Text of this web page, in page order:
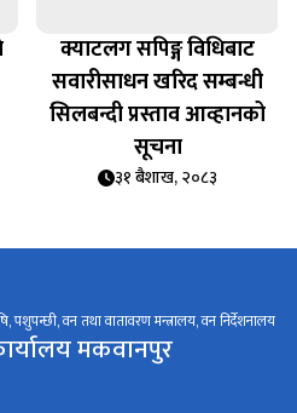
क्याटलग सपिङ्ग विधिबाट
सवारीसाधन खरिद सम्बन्धी
सिलबन्दी प्रस्ताव आव्हानको
सूचना
३१ बैशाख, २०८३
पशुपन्छी, वन तथा वातावरण मन्त्रालय, वन निर्देशनालय
मकवानपुर